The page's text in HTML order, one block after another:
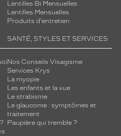
Lentilles Bi Mensuelles
Lentilles Mensuelles
Produits d'entretien
SANTÉ, STYLES ET SERVICES
Nos Conseils Visagisme
Services Krys
La myopie
Les enfants et la vue
Le strabisme
Le glaucome : symptômes et
traitement
Paupière qui tremble ?